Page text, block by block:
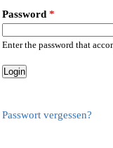
Password *
Enter the password that
Passwort vergessen?